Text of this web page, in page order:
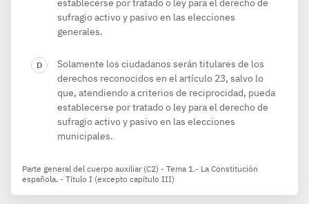
establecerse por tratado o ley para el derecho de
sufragio activo y pasivo en las elecciones
generales.
Solamente los ciudadanos serán titulares de los
derechos reconocidos en el artículo 23, salvo lo
que, atendiendo a criterios de reciprocidad, pueda
establecerse por tratado o ley para el derecho de
sufragio activo y pasivo en las elecciones
municipales.
Parte general del cuerpo auxiliar (C2) - Tema 1.- La Constitución
española. - Título I (excepto capítulo III)